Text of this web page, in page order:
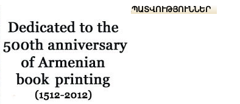
ՆԱԽԱՊԱՏՎՈՒԹՅՈՒՆՆԵՐ